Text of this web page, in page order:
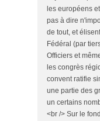
les européens
pas à dire
de tout, et
Fédéral (par
Officiers et
les congrès
convent ratifie
une partie des
un certains
<br /> Sur le